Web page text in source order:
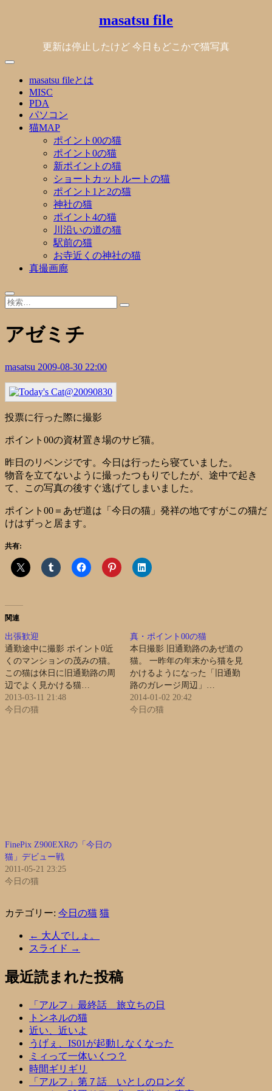
masatsu file
更新は停止したけど 今日もどこかで猫写真
masatsu fileとは
MISC
PDA
パソコン
猫MAP
ポイント00の猫
ポイント0の猫
新ポイントの猫
ショートカットルートの猫
ポイント1と2の猫
神社の猫
ポイント4の猫
川沿いの道の猫
駅前の猫
お寺近くの神社の猫
真撮画廊
アゼミチ
masatsu 2009-08-30 22:00
投票に行った際に撮影
ポイント00の資材置き場のサビ猫。
昨日のリベンジです。今日は行ったら寝ていました。
物音を立てないように撮ったつもりでしたが、途中で起き
て、この写真の後すぐ逃げてしまいました。
ポイント00＝あぜ道は「今日の猫」発祥の地ですがこの猫だ
けはずっと居ます。
共有:
関連
出張歓迎
通勤途中に撮影 ポイント0近
くのマンションの茂みの猫。
この猫は休日に旧通勤路の周
辺でよく見かける猫…
2013-03-11 21:48
今日の猫
真・ポイント00の猫
本日撮影 旧通勤路のあぜ道の
猫。 一昨年の年末から猫を見
かけるようになった「旧通勤
路のガレージ周辺」…
2014-01-02 20:42
今日の猫
FinePix Z900EXRの「今日の
猫」デビュー戦
2011-05-21 23:25
今日の猫
カテゴリー: 今日の猫 猫
← 大人でしょ。
スライド →
最近読まれた投稿
「アルフ」最終話 旅立ちの日
トンネルの猫
近い、近いよ
うげぇ、IS01が起動しなくなった
ミィって一体いくつ？
時間ギリギリ
「アルフ」第７話 いとしのロンダ